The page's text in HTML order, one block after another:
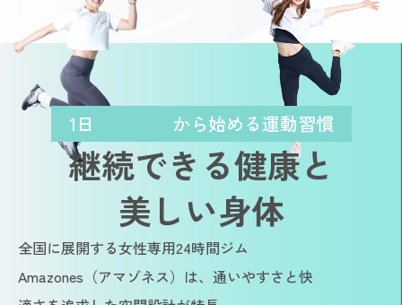
1日 から始める運動習慣
継続できる健康と
美しい身体
全国に展開する女性専用24時間ジム
Amazones（アマゾネス）は、通いやすさと快